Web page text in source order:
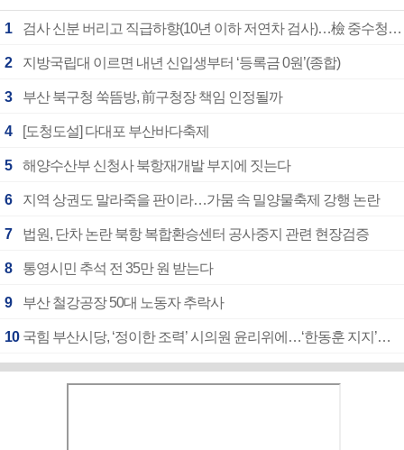
1 검사 신분 버리고 직급하향(10년 이하 저연차 검사)…檢 중수청행 기피
2 지방국립대 이르면 내년 신입생부터 ‘등록금 0원’(종합)
3 부산 북구청 쑥뜸방, 前구청장 책임 인정될까
4 [도청도설] 다대포 부산바다축제
5 해양수산부 신청사 북항재개발 부지에 짓는다
6 지역 상권도 말라죽을 판이라…가뭄 속 밀양물축제 강행 논란
7 법원, 단차 논란 북항 복합환승센터 공사중지 관련 현장검증
8 통영시민 추석 전 35만 원 받는다
9 부산 철강공장 50대 노동자 추락사
10 국힘 부산시당, ‘정이한 조력’ 시의원 윤리위에…‘한동훈 지지’도 신고접수